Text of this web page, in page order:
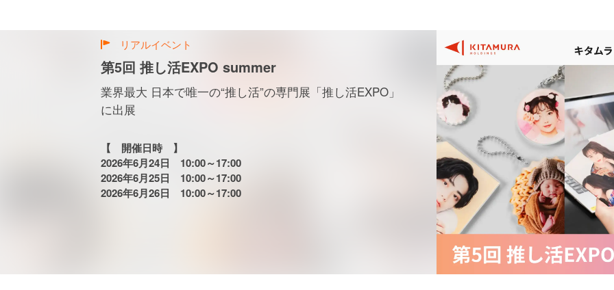
リアルイベント
第5回 推し活EXPO summer
業界最大 日本で唯一の“推し活”の専門展「推し活EXPO」
に出展
【 開催日時 】
2026年6月24日 10:00～17:00
2026年6月25日 10:00～17:00
2026年6月26日 10:00～17:00